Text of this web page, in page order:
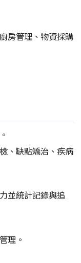
房管理、物資採購
、缺點矯治、疾病
並統計記錄與追
理。